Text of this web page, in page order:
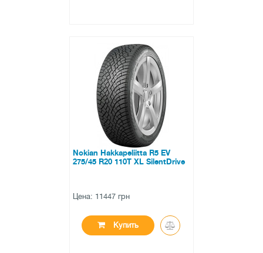
нет в наличии
0 отзывов
Nokian Hakkapeliitta R5 EV
275/45 R20 110T XL SilentDrive
Цена: 11447 грн
Купить